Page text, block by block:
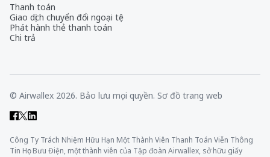
Thanh toán
Giao dịch chuyển đổi ngoại tệ
Phát hành thẻ thanh toán
Chi trả
© Airwallex 2026. Bảo lưu mọi quyền. Sơ đồ trang web
Công Ty Trách Nhiệm Hữu Hạn Một Thành Viên Thanh Toán Viễn Thông
Tin Học Bưu Điện, một thành viên của Tập đoàn Airwallex, sở hữu giấy